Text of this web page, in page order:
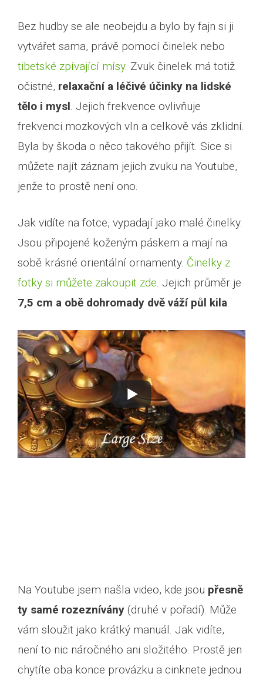
Bez hudby se ale neobejdu a bylo by fajn si ji
vytvářet sama, právě pomocí činelek nebo
tibetské zpívající mísy. Zvuk činelek má totiž
očistné, relaxační a léčivé účinky na lidské
tělo i mysl. Jejich frekvence ovlivňuje
frekvenci mozkových vln a celkově vás zklidní.
Byla by škoda o něco takového přijít. Sice si
můžete najít záznam jejich zvuku na Youtube,
jenže to prostě není ono.
Jak vidíte na fotce, vypadají jako malé činelky.
Jsou připojené koženým páskem a mají na
sobě krásné orientální ornamenty. Činelky z
fotky si můžete zakoupit zde. Jejich průměr je
7,5 cm a obě dohromady dvě váží půl kila.
Prohlédnout si jóga e-
shop
Na Youtube jsem našla video, kde jsou přesně
ty samé rozeznívány (druhé v pořadí). Může
vám sloužit jako krátký manuál. Jak vidíte,
není to nic náročného ani složitého. Prostě jen
chytíte oba konce provázku a cinknete jednou